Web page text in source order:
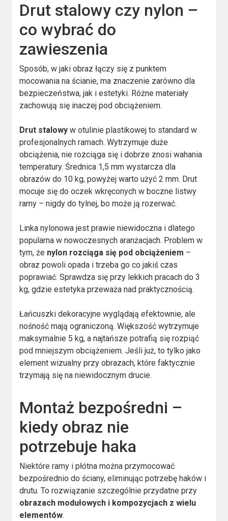
Drut stalowy czy nylon –
co wybrać do
zawieszenia
Sposób, w jaki obraz łączy się z punktem
mocowania na ścianie, ma znaczenie zarówno dla
bezpieczeństwa, jak i estetyki. Różne materiały
zachowują się inaczej pod obciążeniem.
Drut stalowy w otulinie plastikowej to standard w
profesjonalnych ramach. Wytrzymuje duże
obciążenia, nie rozciąga się i dobrze znosi wahania
temperatury. Średnica 1,5 mm wystarcza dla
obrazów do 10 kg, powyżej warto użyć 2 mm. Drut
mocuje się do oczek wkręconych w boczne listwy
ramy – nigdy do tylnej, bo może ją rozerwać.
Linka nylonowa jest prawie niewidoczna i dlatego
popularna w nowoczesnych aranżacjach. Problem w
tym, że nylon rozciąga się pod obciążeniem –
obraz powoli opada i trzeba go co jakiś czas
poprawiać. Sprawdza się przy lekkich pracach do 3
kg, gdzie estetyka przeważa nad praktycznością.
Łańcuszki dekoracyjne wyglądają efektownie, ale
nośność mają ograniczoną. Większość wytrzymuje
maksymalnie 5 kg, a najtańsze potrafią się rozpiąć
pod mniejszym obciążeniem. Jeśli już, to tylko jako
element wizualny przy obrazach, które faktycznie
trzymają się na niewidocznym drucie.
Montaż bezpośredni –
kiedy obraz nie
potrzebuje haka
Niektóre ramy i płótna można przymocować
bezpośrednio do ściany, eliminując potrzebę haków i
drutu. To rozwiązanie szczególnie przydatne przy
obrazach modułowych i kompozycjach z wielu
elementów.